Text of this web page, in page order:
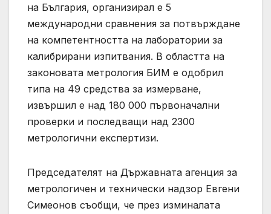
на България, организирал е 5
международни сравнения за потвърждане
на компетентността на лаборатории за
калибрирани изпитвания. В областта на
законовата метрология БИМ е одобрил
типа на 49 средства за измерване,
извършил е над 180 000 първоначални
проверки и последващи над 2300
метрологични експертизи.
Председателят на Държавната агенция за
метрологичен и технически надзор Евгени
Симеонов съобщи, че през изминалата